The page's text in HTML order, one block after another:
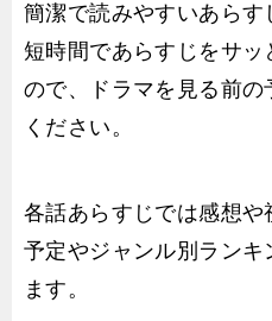
簡潔で読みやすいあらす
短時間であらすじをサ
ので、ドラマを見る前
ください。
各話あらすじでは感想
予定やジャンル別ラン
ます。